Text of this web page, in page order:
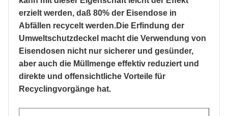
erzielt werden, daß 80% der Eisendose in
Abfällen recycelt werden.Die Erfindung der
Umweltschutzdeckel macht die Verwendung von
Eisendosen nicht nur sicherer und gesünder,
aber auch die Müllmenge effektiv reduziert und
direkte und offensichtliche Vorteile für
Recyclingvorgänge hat.